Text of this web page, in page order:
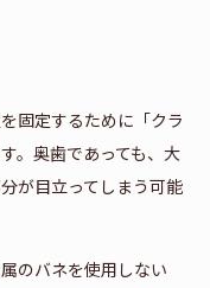
固定するために「クラ
。奥歯であっても、大
が目立ってしまう可能
のバネを使用しない